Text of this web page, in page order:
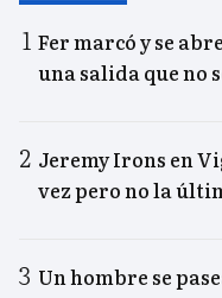
Fer marcó y se
una salida que no
Jeremy Irons en
vez pero no la
Un hombre se